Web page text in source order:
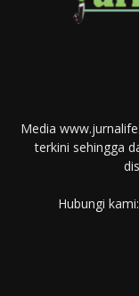
Media
terkini sehingga
Hubungi kami: